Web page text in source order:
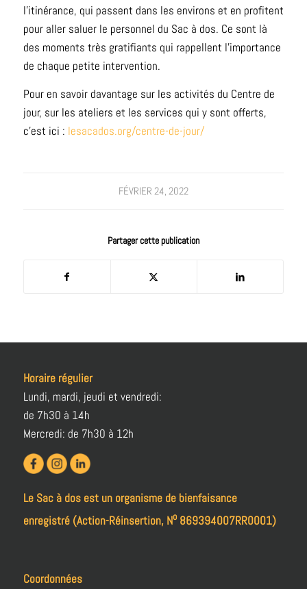
l’itinérance, qui passent dans les environs et en profitent
pour aller saluer le personnel du Sac à dos. Ce sont là
des moments très gratifiants qui rappellent l’importance
de chaque petite intervention.
Pour en savoir davantage sur les activités du Centre de
jour, sur les ateliers et les services qui y sont offerts,
c’est ici : lesacados.org/centre-de-jour/
FÉVRIER 24, 2022
Partager cette publication
Horaire régulier
Lundi, mardi, jeudi et vendredi:
de 7h30 à 14h
Mercredi: de 7h30 à 12h
Le Sac à dos est un organisme de bienfaisance
enregistré (Action-Réinsertion, No869394007RR0001)
Coordonnées